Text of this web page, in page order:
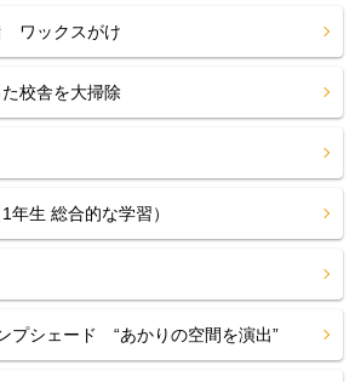
ワックスがけ
校舎を大掃除
年生 総合的な学習）
プシェード “あかりの空間を演出”